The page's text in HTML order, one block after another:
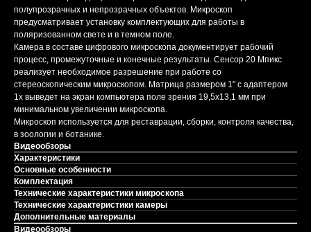
полупрозрачных и непрозрачных объектов. Микроскоп
предусматривает установку комплектующих для работы в
поляризованном свете и в темном поле.
Камера в составе цифрового микроскопа документирует рабочий
процесс, промежуточные и конечные результаты. Сенсор 20 Мпикс
реализует необходимое разрешение при работе со
стереоскопическим микроскопом. Матрица размером 1" с адаптером
1х выведет на экран компьютера поле зрения 19,5х13,1 мм при
минимальном увеличении микроскопа.
Микроскоп используется для реставрации, сборки, контроля качества,
в зоологии и ботанике.
Видеообзоры
Характеристики
Основные особенности
Комплектация
Технические характеристики микроскопа
Технические характеристики камеры
Дополнительные материалы
Видеообзоры